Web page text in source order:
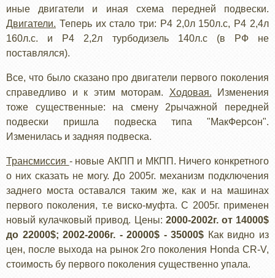
иные двигатели и иная схема передней подвески.
Двигатели. Теперь их стало три: Р4 2,0л 150л.с, Р4 2,4л
160л.с. и Р4 2,2л турбодизель 140л.с (в РФ не
поставлялся).
Все, что было сказано про двигатели первого поколения
справедливо и к этим моторам. Ходовая. Изменения
тоже существенные: на смену 2рычажной передней
подвески пришла подвеска типа "МакФерсон".
Изменилась и задняя подвеска.
Трансмиссия - новые АКПП и МКПП. Ничего конкретного
о них сказать не могу. До 2005г. механизм подключения
заднего моста оставался таким же, как и на машинах
первого поколения, т.е виско-муфта. С 2005г. применен
новый кулачковый привод. Цены: 2000-2002г. от 14000$
до 22000$; 2002-2006г. - 20000$ - 35000$ Как видно из
цен, после выхода на рынок 2го поколения Honda CR-V,
стоимость бу первого поколения существенно упала.